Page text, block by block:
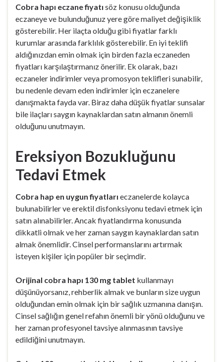
Cobra hapı eczane fiyatı söz konusu olduğunda
eczaneye ve bulunduğunuz yere göre maliyet değişiklik
gösterebilir. Her ilaçta olduğu gibi fiyatlar farklı
kurumlar arasında farklılık gösterebilir. En iyi teklifi
aldığınızdan emin olmak için birden fazla eczaneden
fiyatları karşılaştırmanız önerilir. Ek olarak, bazı
eczaneler indirimler veya promosyon teklifleri sunabilir,
bu nedenle devam eden indirimler için eczanelere
danışmakta fayda var. Biraz daha düşük fiyatlar sunsalar
bile ilaçları saygın kaynaklardan satın almanın önemli
olduğunu unutmayın.
Ereksiyon Bozukluğunu
Tedavi Etmek
Cobra hap en uygun fiyatları eczanelerde kolayca
bulunabilirler ve erektil disfonksiyonu tedavi etmek için
satın alınabilirler. Ancak fiyatlandırma konusunda
dikkatli olmak ve her zaman saygın kaynaklardan satın
almak önemlidir. Cinsel performanslarını artırmak
isteyen kişiler için popüler bir seçimdir.
Orijinal cobra hapı 130 mg tablet kullanmayı
düşünüyorsanız, rehberlik almak ve bunların size uygun
olduğundan emin olmak için bir sağlık uzmanına danışın.
Cinsel sağlığın genel refahın önemli bir yönü olduğunu ve
her zaman profesyonel tavsiye alınmasının tavsiye
edildiğini unutmayın.